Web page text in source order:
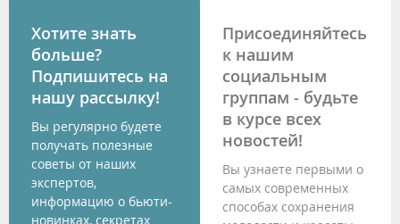
Хотите знать
больше?
Подпишитесь на
нашу рассылку!
Вы регулярно будете
получать полезные
советы от наших
экспертов,
информацию о бьюти-
новинках, секретах
Присоединяйтесь
к нашим
социальным
группам - будьте
в курсе всех
новостей!
Вы узнаете первыми о
самых современных
способах сохранения